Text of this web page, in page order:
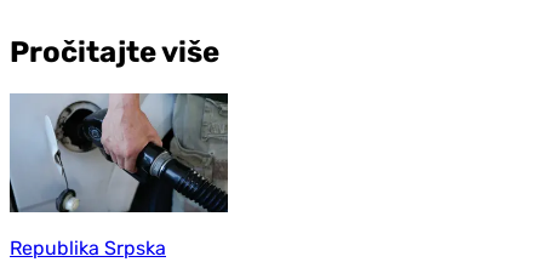
Pročitajte više
Republika Srpska